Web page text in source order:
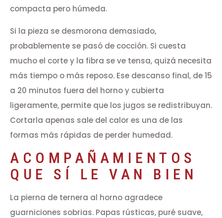
compacta pero húmeda.
Si la pieza se desmorona demasiado,
probablemente se pasó de cocción. Si cuesta
mucho el corte y la fibra se ve tensa, quizá necesita
más tiempo o más reposo. Ese descanso final, de 15
a 20 minutos fuera del horno y cubierta
ligeramente, permite que los jugos se redistribuyan.
Cortarla apenas sale del calor es una de las
formas más rápidas de perder humedad.
ACOMPAÑAMIENTOS
QUE SÍ LE VAN BIEN
La pierna de ternera al horno agradece
guarniciones sobrias. Papas rústicas, puré suave,